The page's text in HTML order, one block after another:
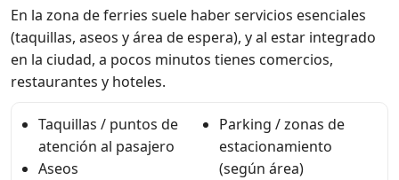
En la zona de ferries suele haber servicios esenciales
(taquillas, aseos y área de espera), y al estar integrado
en la ciudad, a pocos minutos tienes comercios,
restaurantes y hoteles.
Taquillas / puntos de
atención al pasajero
Aseos
Parking / zonas de
estacionamiento
(según área)